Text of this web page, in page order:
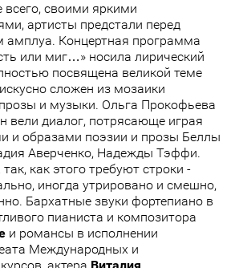
всего, своими яркими
артисты предстали перед
амплуа. Концертная программа
или миг…» носила лирический
посвящена великой теме
сложен из мозаики
прозы и музыки. Ольга Прокофьева
вели диалог, потрясающе играя
и образами поэзии и прозы Беллы
Аверченко, Надежды Тэффи.
как этого требуют строки -
иногда утрировано и смешно,
Бархатные звуки фортепиано в
пианиста и композитора
и романсы в исполнении
Международных и